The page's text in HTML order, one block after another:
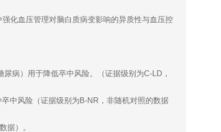
化血压管理对脑白质病变影响的异质性与血压控
病）用于降低卒中风险。（证据级别为C-LD，
中风险（证据级别为B-NR，非随机对照的数据
据）。